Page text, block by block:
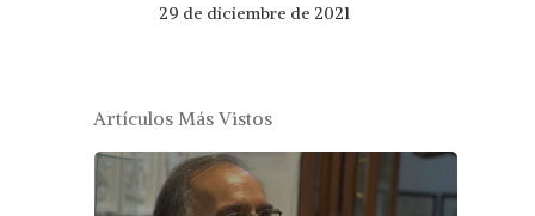
29 de diciembre de 2021
Artículos Más Vistos